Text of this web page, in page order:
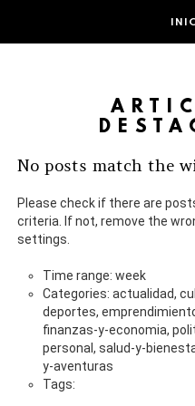
No posts match the
Please check if there are
criteria. If not, remove the
settings.
Time range: week
Categories: actualidad,
deportes,
finanzas-y-economia,
personal, salud-y-
y-aventuras
Tags: